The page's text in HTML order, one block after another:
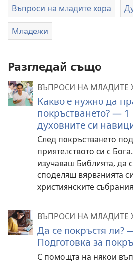
Въпроси на младите хора
Младежи
Разгледай също
ВЪПРОСИ НА МЛАДИТЕ
Какво е нужно да
покръстването? —
духовните си
След покръстването
приятелството си с
изучаваш Библията, да
споделяш вярванията
християнските
ВЪПРОСИ НА МЛАДИТЕ
Да се покръстя ли?
Подготовка за
С помощта на някои